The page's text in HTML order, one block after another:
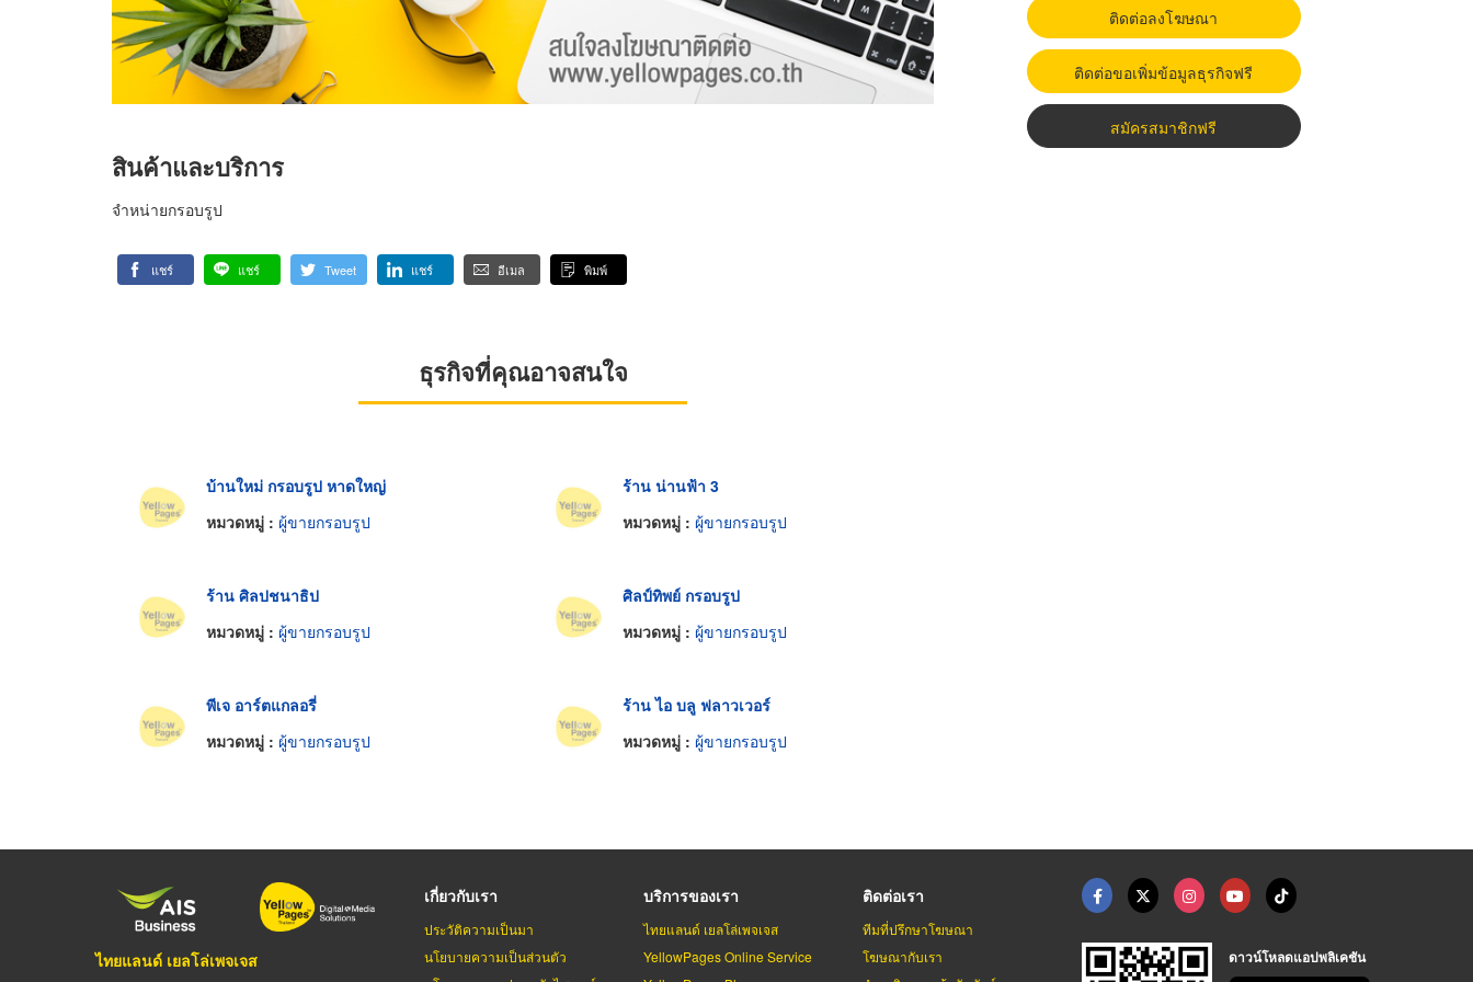
สินค้าและบริการ
จำหน่ายกรอบรูป
แชร์ แชร์ Tweet แชร์ อีเมล พิมพ์
ธุรกิจที่คุณอาจสนใจ
บ้านใหม่ กรอบรูป หาดใหญ่
หมวดหมู่ : ผู้ขายกรอบรูป
ร้าน น่านฟ้า 3
หมวดหมู่ : ผู้ขายกรอบรูป
ร้าน ศิลปชนาธิป
หมวดหมู่ : ผู้ขายกรอบรูป
ศิลป์ทิพย์ กรอบรูป
หมวดหมู่ : ผู้ขายกรอบรูป
พีเจ อาร์ตแกลอรี่
หมวดหมู่ : ผู้ขายกรอบรูป
ร้าน ไอ บลู ฟลาวเวอร์
หมวดหมู่ : ผู้ขายกรอบรูป
ติดต่อลงโฆษณา
ติดต่อขอเพิ่มข้อมูลธุรกิจฟรี
สมัครสมาชิกฟรี
ไทยแลนด์ เยลโล่เพจเจส
เกี่ยวกับเรา
ประวัติความเป็นมา
นโยบายความเป็นส่วนตัว
บริการของเรา
ไทยแลนด์ เยลโล่เพจเจส
YellowPages Online Service
ติดต่อเรา
ทีมที่ปรึกษาโฆษณา
โฆษณากับเรา
ดาวน์โหลดแอปพลิเคชัน